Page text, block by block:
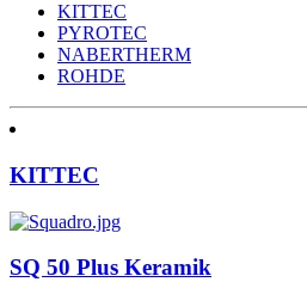
KITTEC
PYROTEC
NABERTHERM
ROHDE
KITTEC
SQ 50 Plus Keramik